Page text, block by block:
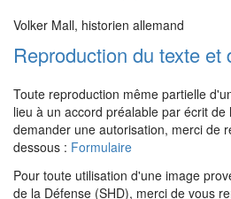
Volker Mall, historien allemand
Reproduction du texte et
Toute reproduction même partielle
lieu à un accord préalable par écrit de
demander une autorisation, merci de
dessous : Formulaire
Pour toute utilisation d'une image
de la Défense (SHD), merci de vous